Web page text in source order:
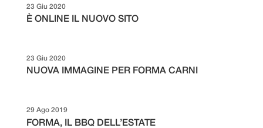
È ONLINE IL NUOVO SITO
23 Giu 2020
NUOVA IMMAGINE PER FORMA CARNI
23 Giu 2020
FORMA, IL BBQ DELL’ESTATE
29 Ago 2019